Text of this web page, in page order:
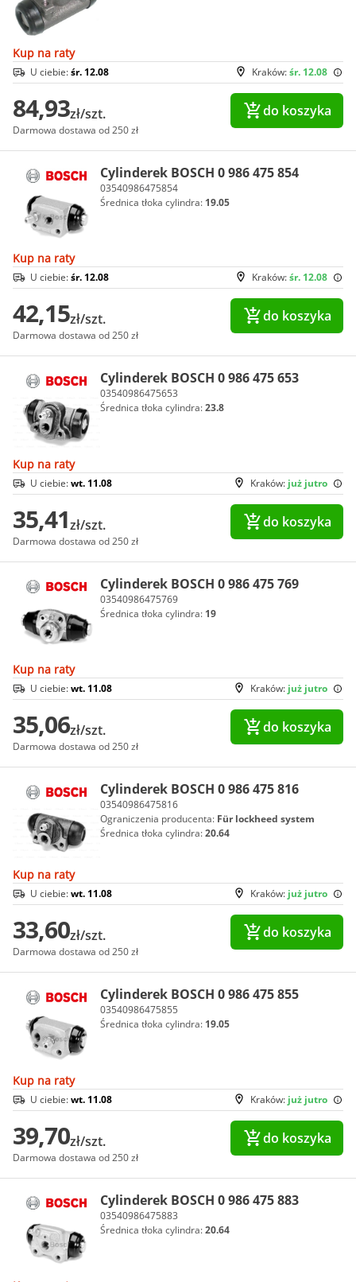
Kup na raty
Kraków:śr. 12.08
U ciebie:śr. 12.08
84,93zł/szt.
Darmowa dostawa od 250 zł
do koszyka
Cylinderek BOSCH 0 986 475 854
03540986475854
Średnica tłoka cylindra: 19.05
Kup na raty
Kraków:śr. 12.08
U ciebie:śr. 12.08
42,15zł/szt.
Darmowa dostawa od 250 zł
do koszyka
Cylinderek BOSCH 0 986 475 653
03540986475653
Średnica tłoka cylindra:23.8
Kup na raty
Kraków: już jutro
U ciebie:wt. 11.08
35,41zł/szt.
Darmowa dostawa od 250 zł
do koszyka
Cylinderek BOSCH 0 986 475 769
03540986475769
Średnica tłoka cylindra: 19
Kup na raty
Kraków: już jutro
U ciebie:wt. 11.08
35,06zł/szt.
Darmowa dostawa od 250 zł
do koszyka
Cylinderek BOSCH 0 986 475 816
03540986475816
Ograniczenia producenta: Für lockheed system
Średnica tłoka cylindra:20.64
Kup na raty
Kraków: już jutro
U ciebie:wt. 11.08
33,60zł/szt.
Darmowa dostawa od 250 zł
do koszyka
Cylinderek BOSCH 0 986 475 855
03540986475855
Średnica tłoka cylindra: 19.05
Kup na raty
Kraków: już jutro
U ciebie:wt. 11.08
39,70zł/szt.
Darmowa dostawa od 250 zł
do koszyka
Cylinderek BOSCH 0 986 475 883
03540986475883
Średnica tłoka cylindra:20.64